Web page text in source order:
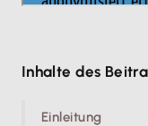
Inhalte des
Einleitung